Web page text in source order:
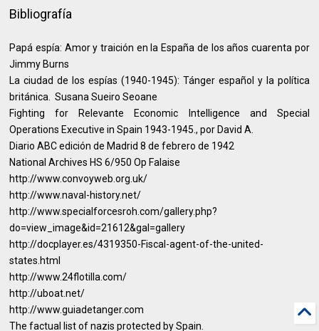
Bibliografía
Papá espía: Amor y traición en la España de los años cuarenta por
Jimmy Burns
La ciudad de los espías (1940-1945): Tánger español y la política
británica. Susana Sueiro Seoane
Fighting for Relevante Economic Intelligence and Special
Operations Executive in Spain 1943-1945., por David A.
Diario ABC edición de Madrid 8 de febrero de 1942
National Archives HS 6/950 Op Falaise
http://www.convoyweb.org.uk/
http://www.naval-history.net/
http://www.specialforcesroh.com/gallery.php?
do=view_image&id=21612&gal=gallery
http://docplayer.es/4319350-Fiscal-agent-of-the-united-
states.html
http://www.24flotilla.com/
http://uboat.net/
http://www.guiadetanger.com
The factual list of nazis protected by Spain.